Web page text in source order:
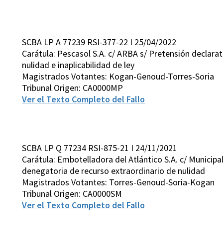
SCBA LP A 77239 RSI-377-22 I 25/04/2022
Carátula: Pescasol S.A. c/ ARBA s/ Pretensión
nulidad e inaplicabilidad de ley
Magistrados Votantes: Kogan-Genoud-Torres-Soria
Tribunal Origen: CA0000MP
Ver el Texto Completo del Fallo
SCBA LP Q 77234 RSI-875-21 I 24/11/2021
Carátula: Embotelladora del Atlántico S.A. c/
denegatoria de recurso extraordinario de nulidad
Magistrados Votantes: Torres-Genoud-Soria-Kogan
Tribunal Origen: CA0000SM
Ver el Texto Completo del Fallo